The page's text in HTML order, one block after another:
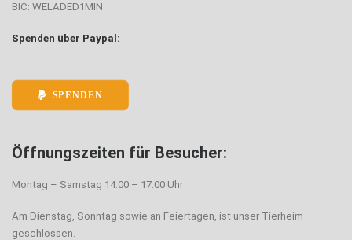
BIC: WELADED1MIN
Spenden über Paypal:
SPENDEN
Öffnungszeiten für Besucher:
Montag – Samstag 14.00 – 17.00 Uhr
Am Dienstag, Sonntag sowie an Feiertagen, ist unser Tierheim
geschlossen.